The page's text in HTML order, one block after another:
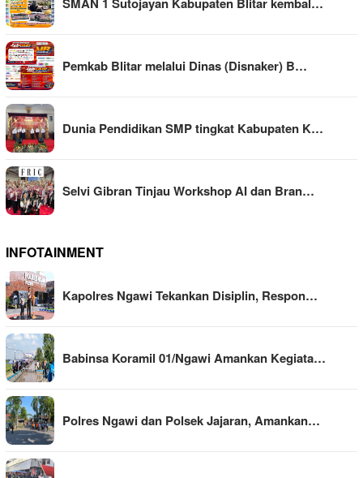
Pemkab Blitar melalui Dinas (Disnaker) B…
Dunia Pendidikan SMP tingkat Kabupaten K…
Selvi Gibran Tinjau Workshop AI dan Bran…
INFOTAINMENT
Kapolres Ngawi Tekankan Disiplin, Respon…
Babinsa Koramil 01/Ngawi Amankan Kegiata…
Polres Ngawi dan Polsek Jajaran, Amankan…